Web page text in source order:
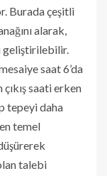
Burada çeşitli
alarak,
geliştirilebilir.
saat 6’da
saati erken
tepeyi daha
temel
talebi